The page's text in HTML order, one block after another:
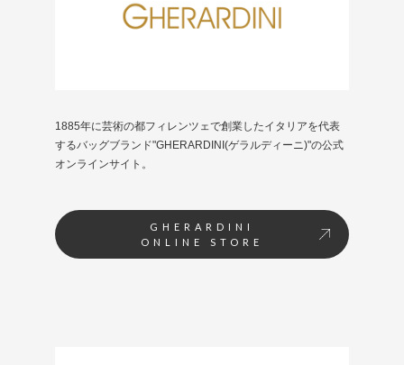
1885年に芸術の都フィレンツェで創業したイタリアを代表
するバッグブランド"GHERARDINI(ゲラルディーニ)"の公式
オンラインサイト。
GHERARDINI
ONLINE STORE